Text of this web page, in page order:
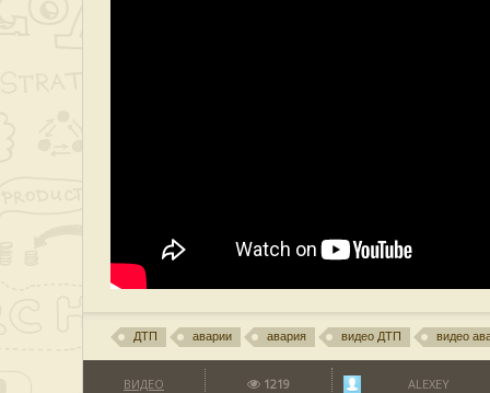
ДТП аварии авария видео ДТП видео
ВИДЕО 1219 ALEXEY